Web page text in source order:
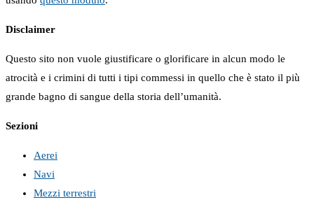
Disclaimer
Questo sito non vuole giustificare o glorificare in alcun modo le
atrocità e i crimini di tutti i tipi commessi in quello che è stato il più
grande bagno di sangue della storia dell’umanità.
Sezioni
Aerei
Navi
Mezzi terrestri